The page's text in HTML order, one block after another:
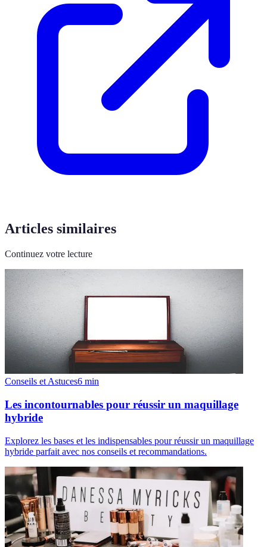
Articles similaires
Continuez votre lecture
Conseils et Astuces6 min
Les incontournables pour réussir un maquillage
hybride
Explorez les bases et les indispensables pour réussir un maquillage
hybride parfait avec nos conseils et recommandations.